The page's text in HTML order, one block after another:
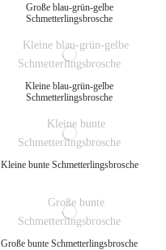
Große blau-grün-gelbe
Schmetterlingsbrosche
Kleine blau-grün-gelbe
Schmetterlingsbrosche
Kleine bunte Schmetterlingsbrosche
Große bunte Schmetterlingsbrosche